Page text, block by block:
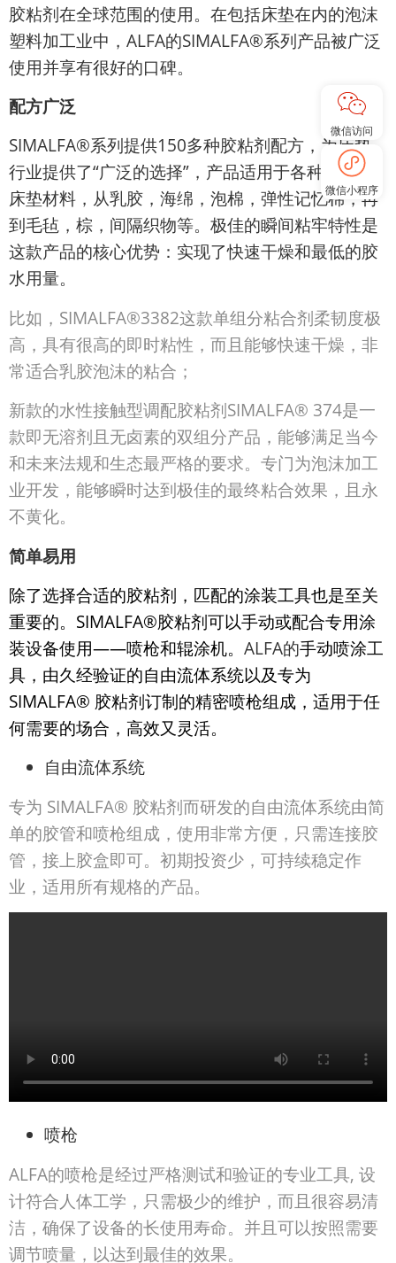
胶粘剂在全球范围的使用。在包括床垫在内的泡沫
塑料加工业中，ALFA的SIMALFA®系列产品被广泛
使用并享有很好的口碑。
配方广泛
SIMALFA®系列提供150多种胶粘剂配方，为床垫
行业提供了“广泛的选择”，产品适用于各种不同的
床垫材料，从乳胶，海绵，泡棉，弹性记忆棉，再
到毛毡，棕，间隔织物等。极佳的瞬间粘牢特性是
这款产品的核心优势：实现了快速干燥和最低的胶
水用量。
比如，SIMALFA®3382这款单组分粘合剂柔韧度极
高，具有很高的即时粘性，而且能够快速干燥，非
常适合乳胶泡沫的粘合；
新款的水性接触型调配胶粘剂SIMALFA® 374是一
款即无溶剂且无卤素的双组分产品，能够满足当今
和未来法规和生态最严格的要求。专门为泡沫加工
业开发，能够瞬时达到极佳的最终粘合效果，且永
不黄化。
简单易用
除了选择合适的胶粘剂，匹配的涂装工具也是至关
重要的。 SIMALFA®胶粘剂可以手动或配合专用涂
装设备使用——喷枪和辊涂机。 ALFA的手动喷涂工
具，由久经验证的自由流体系统以及专为
SIMALFA® 胶粘剂订制的精密喷枪组成，适用于任
何需要的场合，高效又灵活。
自由流体系统
专为 SIMALFA® 胶粘剂而研发的自由流体系统由简
单的胶管和喷枪组成，使用非常方便，只需连接胶
管，接上胶盒即可。初期投资少，可持续稳定作
业，适用所有规格的产品。
喷枪
ALFA的喷枪是经过严格测试和验证的专业工具, 设
计符合人体工学，只需极少的维护，而且很容易清
洁，确保了设备的长使用寿命。并且可以按照需要
调节喷量，以达到最佳的效果。
微信访问
微信小程序